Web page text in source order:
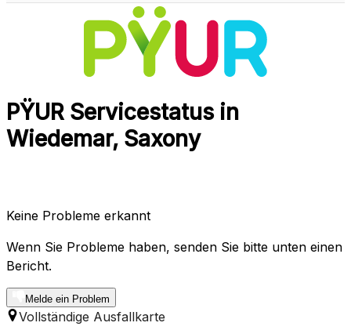
PŸUR Servicestatus in
Wiedemar, Saxony
Keine Probleme erkannt
Wenn Sie Probleme haben, senden Sie bitte unten einen
Bericht.
Melde ein Problem
Vollständige Ausfallkarte